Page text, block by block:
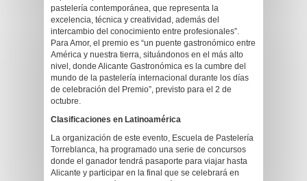
pastelería contemporánea, que representa la
excelencia, técnica y creatividad, además del
intercambio del conocimiento entre profesionales”.
Para Amor, el premio es “un puente gastronómico entre
América y nuestra tierra, situándonos en el más alto
nivel, donde Alicante Gastronómica es la cumbre del
mundo de la pastelería internacional durante los días
de celebración del Premio”, previsto para el 2 de
octubre.
Clasificaciones en Latinoamérica
La organización de este evento, Escuela de Pastelería
Torreblanca, ha programado una serie de concursos
donde el ganador tendrá pasaporte para viajar hasta
Alicante y participar en la final que se celebrará en